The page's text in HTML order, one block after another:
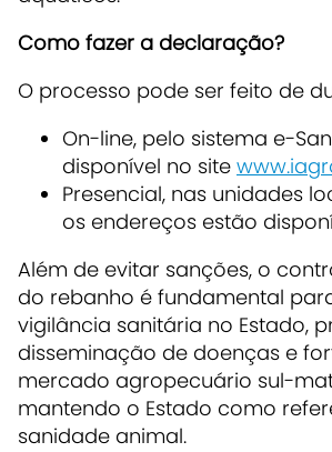
Como fazer a declaração?
O processo pode ser feito de
On-line, pelo sistema e-
disponível no site
Presencial, nas unidades
os endereços estão
Além de evitar sanções, o
do rebanho é fundamental
vigilância sanitária no Estado,
disseminação de doenças e
mercado agropecuário sul-
mantendo o Estado como
sanidade animal.